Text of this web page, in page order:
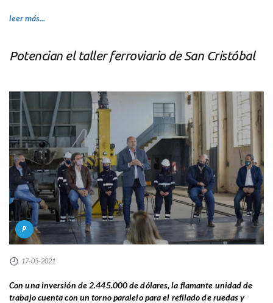
leer más...
Potencian el taller ferroviario de San Cristóbal
P
17-05-2021
Con una inversión de 2.445.000 de dólares, la flamante unidad de
trabajo cuenta con un torno paralelo para el refilado de ruedas y